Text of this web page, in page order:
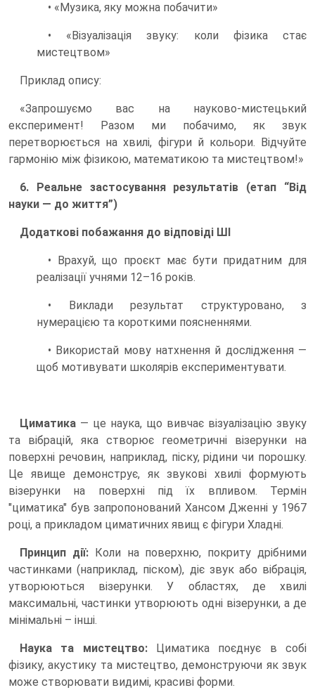
• «Музика, яку можна побачити»
• «Візуалізація звуку: коли фізика стає
мистецтвом»
Приклад опису:
«Запрошуємо вас на науково-мистецький
експеримент! Разом ми побачимо, як звук
перетворюється на хвилі, фігури й кольори. Відчуйте
гармонію між фізикою, математикою та мистецтвом!»
6. Реальне застосування результатів (етап “Від
науки — до життя”)
Додаткові побажання до відповіді ШІ
• Врахуй, що проєкт має бути придатним для
реалізації учнями 12–16 років.
• Виклади результат структуровано, з
нумерацією та короткими поясненнями.
• Використай мову натхнення й дослідження —
щоб мотивувати школярів експериментувати.
Циматика — це наука, що вивчає візуалізацію звуку
та вібрацій, яка створює геометричні візерунки на
поверхні речовин, наприклад, піску, рідини чи порошку.
Це явище демонструє, як звукові хвилі формують
візерунки на поверхні під їх впливом. Термін
"циматика" був запропонований Хансом Дженні у 1967
році, а прикладом циматичних явищ є фігури Хладні.
Принцип дії:Коли на поверхню, покриту дрібними
частинками (наприклад, піском), діє звук або вібрація,
утворюються візерунки. У областях, де хвилі
максимальні, частинки утворюють одні візерунки, а де
мінімальні – інші.
Наука та мистецтво:Циматика поєднує в собі
фізику, акустику та мистецтво, демонструючи як звук
може створювати видимі, красиві форми.